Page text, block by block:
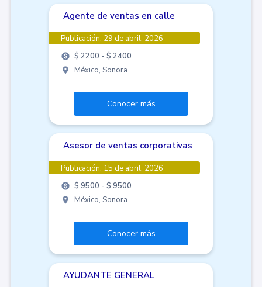
Agente de ventas en calle
Publicación: 29 de abril, 2026
$ 2200 - $ 2400
México, Sonora
Conocer más
Asesor de ventas corporativas
Publicación: 15 de abril, 2026
$ 9500 - $ 9500
México, Sonora
Conocer más
AYUDANTE GENERAL